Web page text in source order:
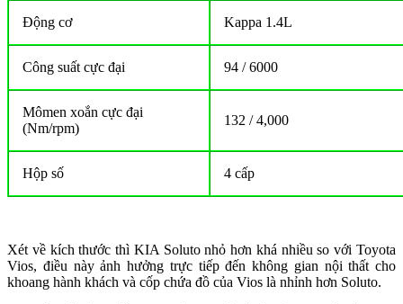
Động cơ Kappa 1.4L
Công suất cực đại 94 / 6000
Mômen xoắn cực đại
(Nm/rpm)
132 / 4,000
Hộp số 4 cấp
Xét về kích thước thì KIA Soluto nhỏ hơn khá nhiều so với Toyota
Vios, điều này ảnh hưởng trực tiếp đến không gian nội thất cho
khoang hành khách và cốp chứa đồ của Vios là nhỉnh hơn Soluto.